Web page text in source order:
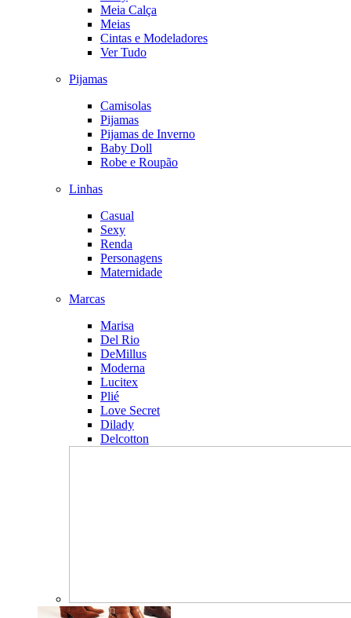
Meia Calça
Meias
Cintas e Modeladores
Ver Tudo
Pijamas
Camisolas
Pijamas
Pijamas de Inverno
Baby Doll
Robe e Roupão
Linhas
Casual
Sexy
Renda
Personagens
Maternidade
Marcas
Marisa
Del Rio
DeMillus
Moderna
Lucitex
Plié
Love Secret
Dilady
Delcotton